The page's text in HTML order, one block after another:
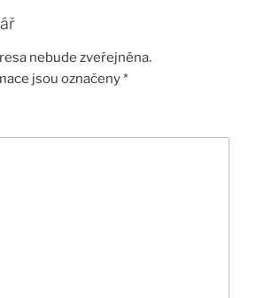
nebude zveřejněna.
jsou označeny*